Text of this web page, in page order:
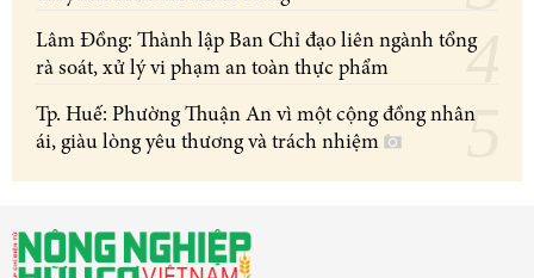
Lâm Đồng: Thành lập Ban Chỉ đạo liên ngành tổng
rà soát, xử lý vi phạm an toàn thực phẩm
Tp. Huế: Phường Thuận An vì một cộng đồng nhân
ái, giàu lòng yêu thương và trách nhiệm